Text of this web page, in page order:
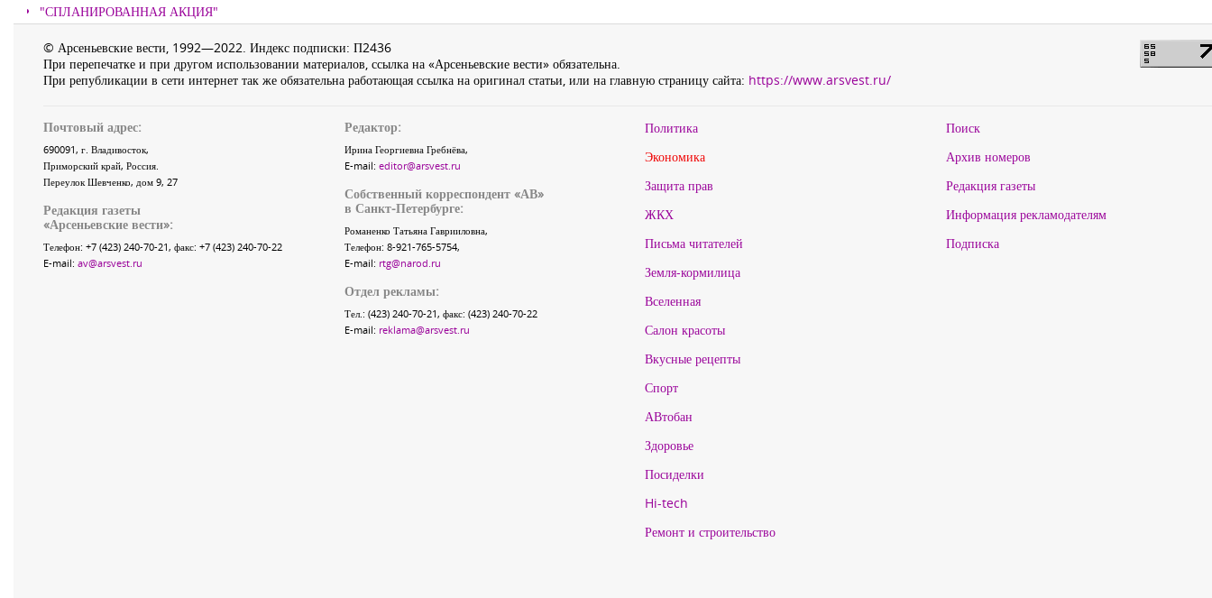
"СПЛАНИРОВАННАЯ АКЦИЯ"
© Арсеньевские вести, 1992—2022. Индекс подписки: П2436
При перепечатке и при другом использовании материалов, ссылка на «Арсеньевские вести» обязательна.
При републикации в сети интернет так же обязательна работающая ссылка на оригинал статьи, или на главную страницу сайта: https://www.arsvest.ru/
Почтовый адрес:
690091, г. Владивосток,
Приморский край, Россия.
Переулок Шевченко, дом 9, 27
Редакция газеты
«Арсеньевские вести»:
Телефон: +7 (423) 240-70-21, факс: +7 (423) 240-70-22
E-mail: av@arsvest.ru
Редактор:
Ирина Георгиевна Гребнёва,
E-mail: editor@arsvest.ru
Собственный корреспондент «АВ»
в Санкт-Петербурге:
Романенко Татьяна Гаврииловна,
Телефон: 8-921-765-5754,
E-mail: rtg@narod.ru
Отдел рекламы:
Тел.: (423) 240-70-21, факс: (423) 240-70-22
E-mail: reklama@arsvest.ru
Политика
Экономика
Защита прав
ЖКХ
Письма читателей
Земля-кормилица
Вселенная
Салон красоты
Вкусные рецепты
Спорт
АВтобан
Здоровье
Посиделки
Hi-tech
Ремонт и строительство
Поиск
Архив номеров
Редакция газеты
Информация рекламодателям
Подписка